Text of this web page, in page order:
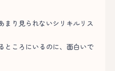
まり見られないシリキルリス
ところにいるのに、面白いで